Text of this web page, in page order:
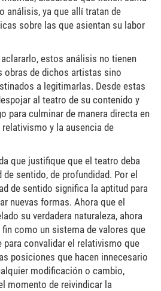
análisis, ya que allí tratan de
sobre las que asientan su labor
estos análisis no tienen
de dichos artistas sino
a legitimarlas. Desde estas
al teatro de su contenido y
para culminar de manera directa en
y la ausencia de
que justifique que el teatro deba
sentido, de profundidad. Por el
de sentido significa la aptitud para
nuevas formas. Ahora que el
su verdadera naturaleza, ahora
como un sistema de valores que
convalidar el relativismo que
posiciones que hacen innecesario
modificación o cambio,
momento de reivindicar la